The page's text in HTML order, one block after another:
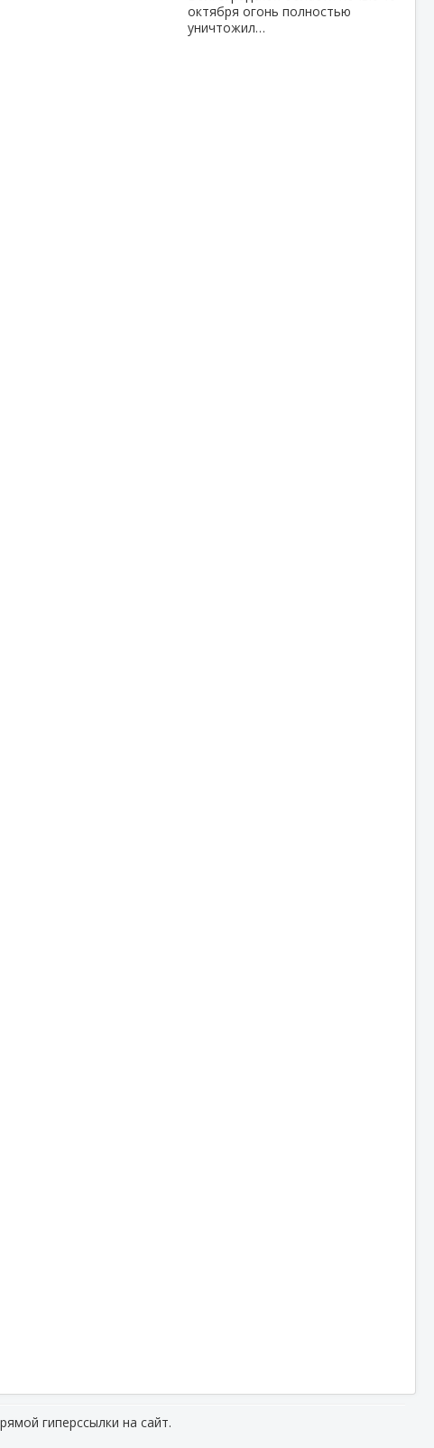
октября огонь полностью
уничтожил…
гиперссылки на сайт.